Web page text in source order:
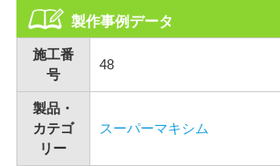
製作事例データ
施工番
号
48
製品・
カテゴ
リー
スーパーマキシム